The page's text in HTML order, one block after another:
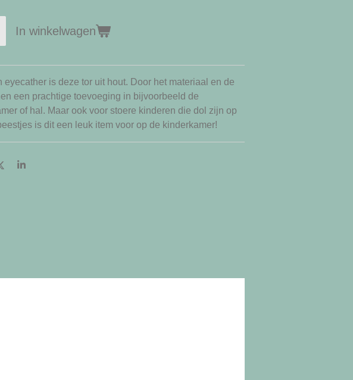
In winkelwagen
eyecather is deze tor uit hout. Door het materiaal en de
een prachtige toevoeging in bijvoorbeeld de
of hal. Maar ook voor stoere kinderen die dol zijn op
is dit een leuk item voor op de kinderkamer!
S